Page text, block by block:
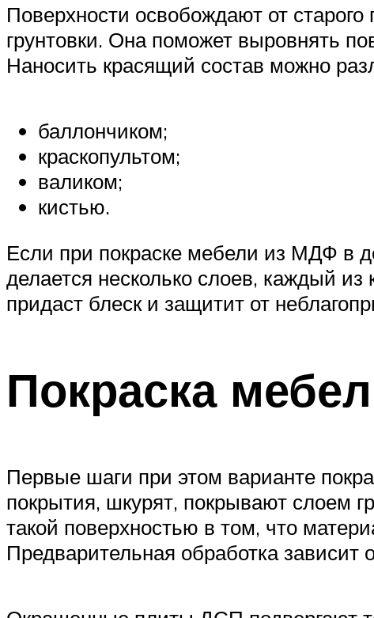
Поверхности освобождают от
грунтовки. Она поможет выровнять
Наносить красящий состав можно
баллончиком;
краскопультом;
валиком;
кистью.
Если при покраске мебели из МДФ в
делается несколько слоев, каждый
придаст блеск и защитит от
Покраска
Первые шаги при этом варианте
покрытия, шкурят, покрывают слоем
такой поверхностью в том, что
Предварительная обработка зависит